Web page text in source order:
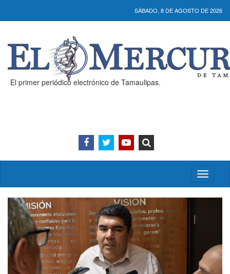
SÁBADO, 8 DE AGOSTO DE 2026
El primer periódico electrónico de Tamaulipas.
Activar/
menú